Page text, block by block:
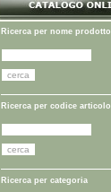
Ricerca per nome prodotto
Ricerca per codice articolo
Ricerca per categoria